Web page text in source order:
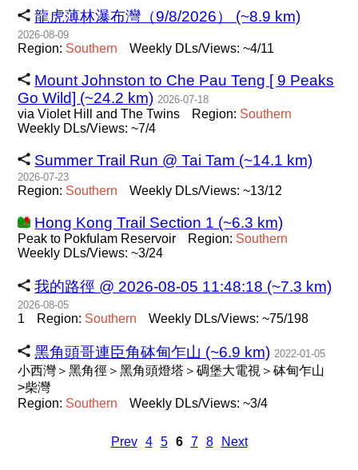
龍虎薄林瀑布灣（9/8/2026） (~8.9 km)
2026-08-09
Region: Southern Weekly DLs/Views: ~4/11
Mount Johnston to Che Pau Teng [ 9 Peaks
Go Wild] (~24.2 km) 2026-07-18
via Violet Hill and The Twins Region: Southern
Weekly DLs/Views: ~7/4
Summer Trail Run @ Tai Tam (~14.1 km)
2026-07-23
Region: Southern Weekly DLs/Views: ~13/12
Hong Kong Trail Section 1 (~6.3 km)
Peak to Pokfulam Reservoir Region: Southern
Weekly DLs/Views: ~3/24
我的路徑 @ 2026-08-05 11:48:18 (~7.3 km)
2026-08-05
1 Region: Southern Weekly DLs/Views: ~75/198
黑角頭哥連臣角砵甸乍山 (~6.9 km) 2022-01-05
小西灣＞黑角徑＞黑角頭燈塔＞碉堡大電視＞砵甸乍山
>柴灣
Region: Southern Weekly DLs/Views: ~3/4
Prev 4 5 6 7 8 Next